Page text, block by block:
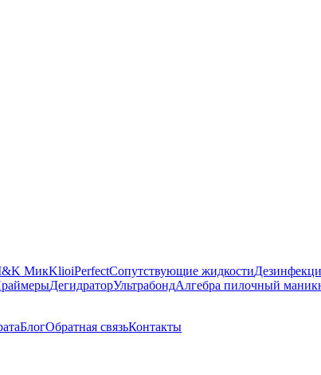
МикKlioiPerfectСопутствующие жидкости
ДегидраторУльтрабондАлгебра пилочный
БлогОбратная связьКонтакты